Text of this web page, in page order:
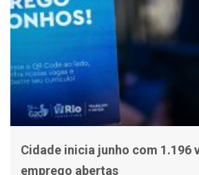
Cidade inicia junho com 1.196
emprego abertas